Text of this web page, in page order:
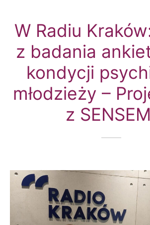
W Radiu
z badania
kondycji
młodzieży –
z